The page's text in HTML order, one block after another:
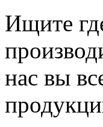
Ищите
нас вы